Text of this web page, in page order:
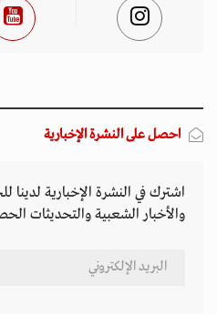
احصل على النشرة الإخبارية
اشترك في النشرة الإخبارية لدينا
والأخبار الشعبية والتحديثات